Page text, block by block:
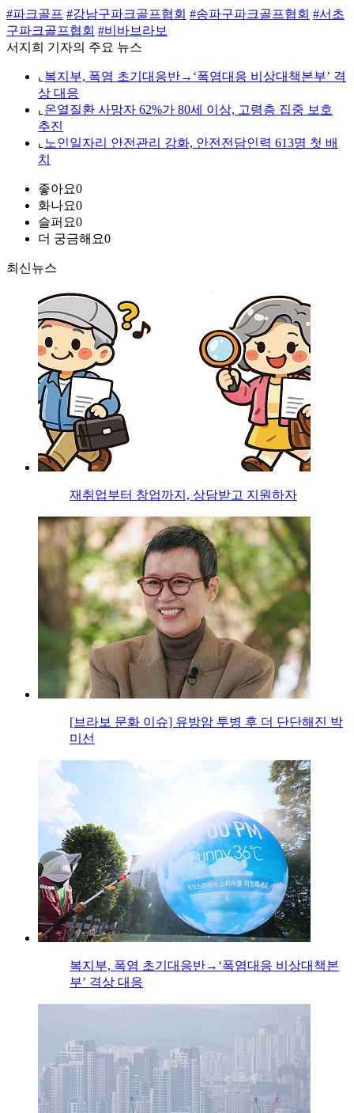
#파크골프 #강남구파크골프협회 #송파구파크골프협회 #서초
구파크골프협회 #비바브라보
서지희 기자의 주요 뉴스
⌞ 복지부, 폭염 초기대응반→‘폭염대응 비상대책본부’ 격
상 대응
⌞ 온열질환 사망자 62%가 80세 이상, 고령층 집중 보호
추진
⌞ 노인일자리 안전관리 강화, 안전전담인력 613명 첫 배
치
좋아요0
화나요0
슬퍼요0
더 궁금해요0
최신뉴스
재취업부터 창업까지, 상담받고 지원하자
[브라보 문화 이슈] 유방암 투병 후 더 단단해진 박
미선
복지부, 폭염 초기대응반→‘폭염대응 비상대책본
부’ 격상 대응